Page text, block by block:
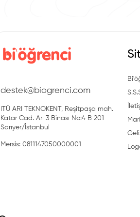
destek@biogrenci.com
ITÜ ARI TEKNOKENT, Reşitpaşa mah.
Katar Cad. Arı 3 Binası No:4 B 201
Sarıyer/İstanbul
Mersis: 0811147050000001